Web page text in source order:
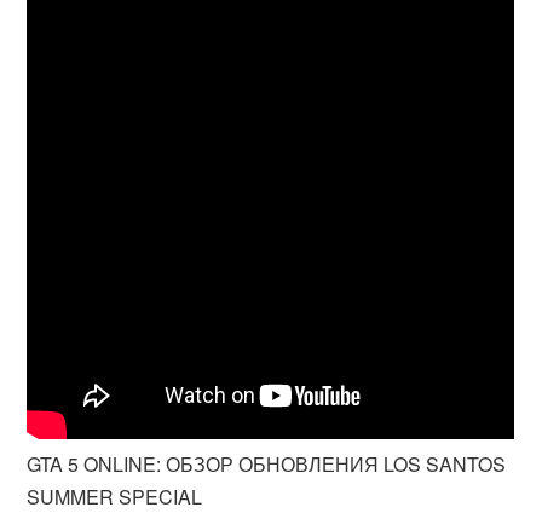
GTA 5 ONLINE: ОБЗОР ОБНОВЛЕНИЯ LOS SANTOS
SUMMER SPECIAL